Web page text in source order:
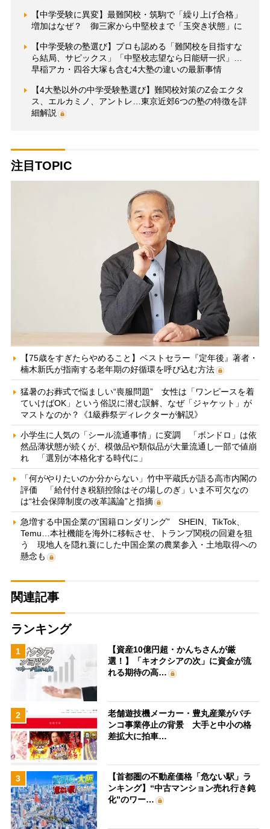
【中学受験に異変】最難関校・筑駒で「繰り上げ合格」
増加はなぜ？ 御三家から中堅校まで「玉突き状態」に
【中学受験の塾選び】プロも認める「難関校を目指すな
ら結局、サピックス」「中堅校志望なら日能研一択」…
早稲アカ・四谷大塚も含む4大塾の違いの最新事情
【4大塾以外の中学受験塾選び】難関校対策のZ会エクタ
ス、エルカミノ、アントレ…東京近郊6つの塾の特徴を詳
細解説
注目TOPIC
【75歳をすぎたらやめること】ベストセラー『定年後』著者・
楠木新氏が指南する老年期の好循環を呼び込む方法
猛暑のお葬式で悩ましい“喪服問題” 女性は「ワンピースを着
ていけばOK」という俗説に潜む誤解、なぜ「ジャケット」が
マストなのか？《1級葬祭ディレクターが解説》
小学生に人気の「シール流通事情」に変調 「ボンドロ」は依
然品薄状態が続くが、模倣品や類似品が大量流通し一部で値崩
れ 「選別が本格化する時代に」
「何がやりたいのか分からない」竹中平蔵氏が語る高市内閣の
評価 「給付付き税額控除はその場しのぎ」いま不可欠なの
は“社会保障制度の改革議論”と指摘
急増する中国企業の“国籍ロンダリング” SHEIN、TikTok、
Temu…本社機能を海外に移転させ、トランプ関税の回避を狙
う 現地人を隠れ蓑にした中国企業の農業参入・土地取得への
懸念も
関連記事
ランキング
1
【資産10億円超・かんちさんが厳
選！】「キオクシアの次」に資金が流
れる期待の高…
2
老舗遊技機メーカー・豊丸産業がパチ
ンコ事業停止の背景 大手と中小の格
差拡大に拍車…
3
【首都圏の不動産価格「危ない駅」ラ
ンキング】“中古マンション売れ行き鈍
化”のワー…